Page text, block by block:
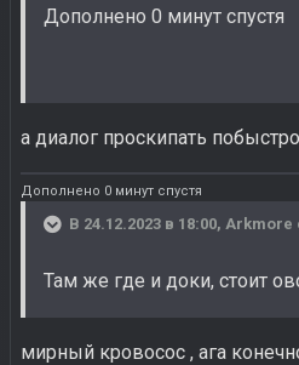
Дополнено 0 минут спустя
а диалог проскипать
Дополнено 0 минут спустя
В 24.12.2023 в 18:00, Arkmore
Там же где и доки, стоит
мирный кровосос , ага